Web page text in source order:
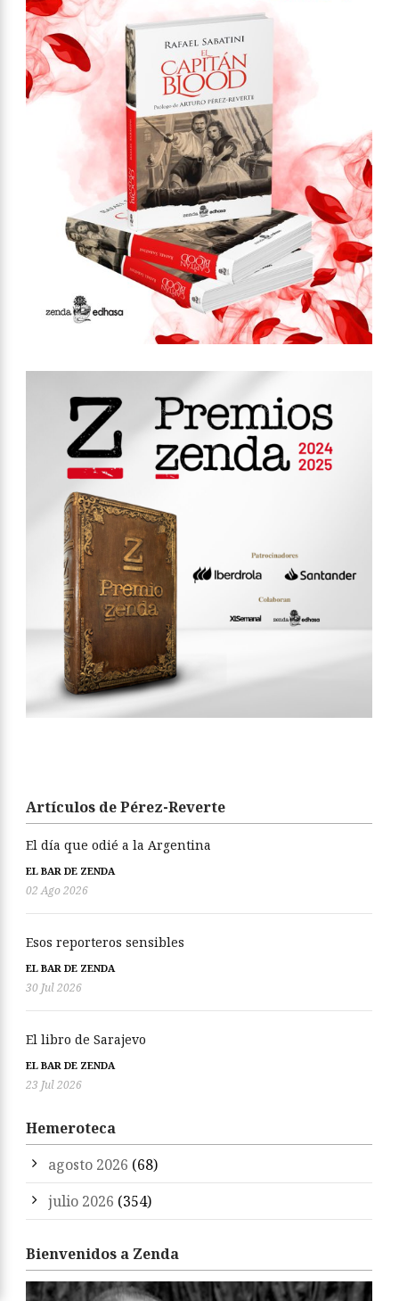
Artículos de Pérez-Reverte
El día que odié a la Argentina
EL BAR DE ZENDA
02 Ago 2026
Esos reporteros sensibles
EL BAR DE ZENDA
30 Jul 2026
El libro de Sarajevo
EL BAR DE ZENDA
23 Jul 2026
Hemeroteca
agosto 2026 (68)
julio 2026 (354)
Bienvenidos a Zenda